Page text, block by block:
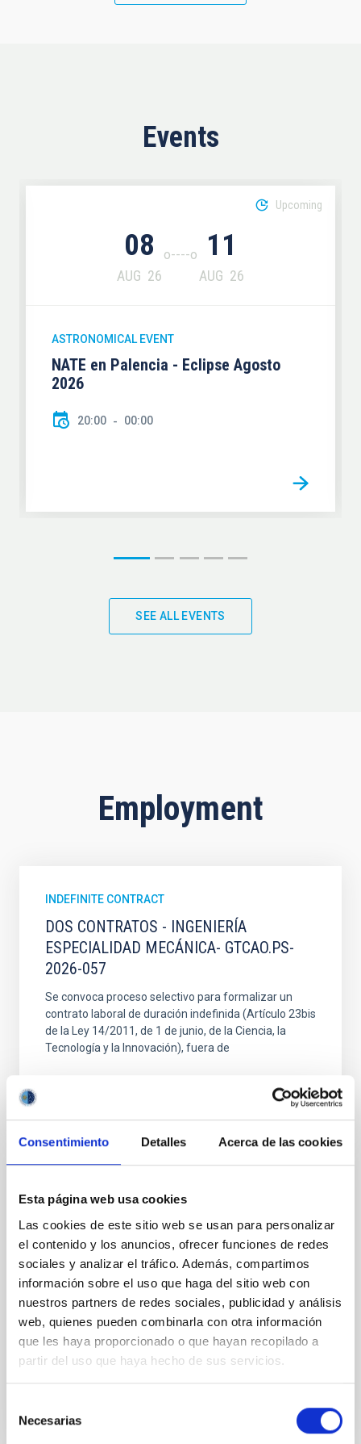
Consentimiento Detalles Acerca de las cookies
Esta página web usa cookies
Las cookies de este sitio web se usan para personalizar
el contenido y los anuncios, ofrecer funciones de redes
sociales y analizar el tráfico. Además, compartimos
información sobre el uso que haga del sitio web con
nuestros partners de redes sociales, publicidad y análisis
web, quienes pueden combinarla con otra información
que les haya proporcionado o que hayan recopilado a
partir del uso que haya hecho de sus servicios.
Necesarias
Events
08
AUG 26
11
AUG 26
Upcoming
ASTRONOMICAL EVENT
NATE en Palencia - Eclipse Agosto
2026
20:00 00:00
SEE ALL EVENTS
Employment
INDEFINITE CONTRACT
DOS CONTRATOS - INGENIERÍA
ESPECIALIDAD MECÁNICA- GTCAO.PS-
2026-057
Se convoca proceso selectivo para formalizar un
contrato laboral de duración indefinida (Artículo 23bis
de la Ley 14/2011, de 1 de junio, de la Ciencia, la
Tecnología y la Innovación), fuera de
UN CONTRATO - TÉCNICO/A DE TALLER -
ESPECIALIDAD MECÁNICA- FIJO
LABORAL - PS-2026-032
Se convoca proceso selectivo para el ingreso, como
personal laboral fijo, de un puesto de trabajo con la
categoría profesional de Técnico/a de Taller, acogido
al Convenio y que tendrá, entre otras